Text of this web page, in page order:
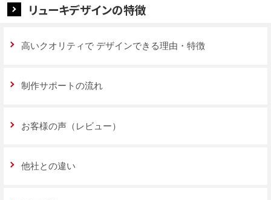
リューキデザインの特徴
高いクオリティで デザインできる理由・特徴
制作サポートの流れ
お客様の声（レビュー）
他社との違い